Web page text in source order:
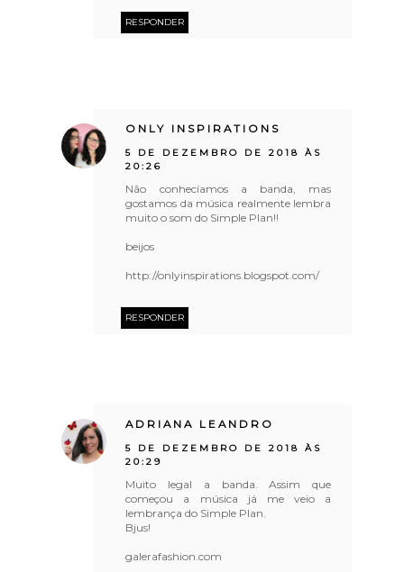
RESPONDER
ONLY INSPIRATIONS
5 DE DEZEMBRO DE 2018 ÀS
20:26
Não conhecíamos a banda, mas
gostamos da música realmente lembra
muito o som do Simple Plan!!
beijos
http://onlyinspirations.blogspot.com/
RESPONDER
ADRIANA LEANDRO
5 DE DEZEMBRO DE 2018 ÀS
20:29
Muito legal a banda. Assim que
começou a música já me veio a
lembrança do Simple Plan.
Bjus!
galerafashion.com